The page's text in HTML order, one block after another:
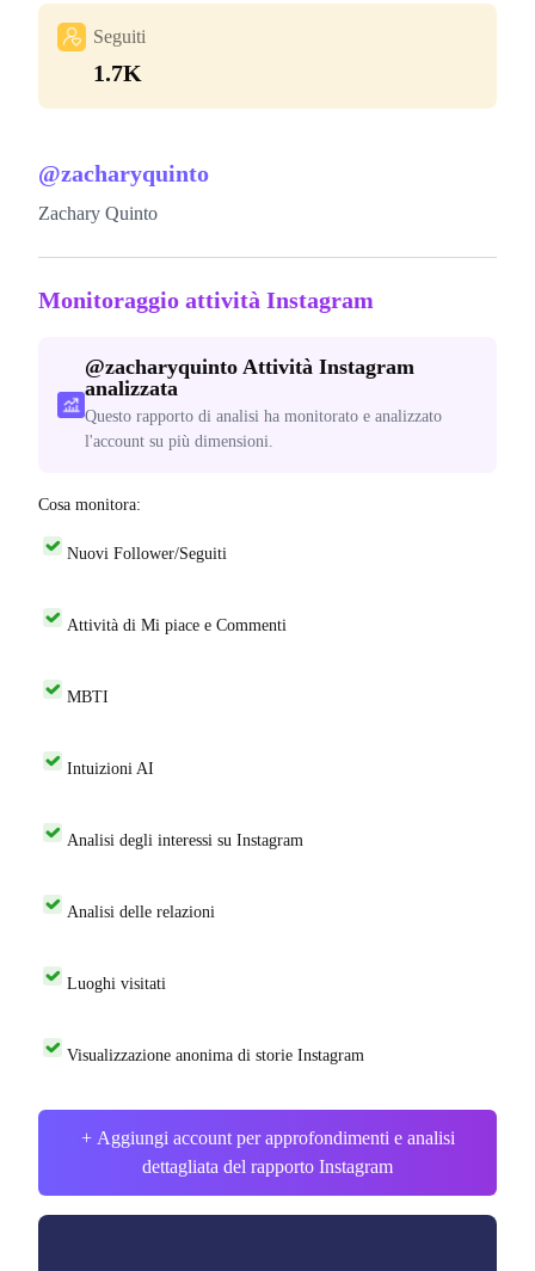
Seguiti
1.7K
@zacharyquinto
Zachary Quinto
Monitoraggio attività Instagram
@zacharyquinto Attività Instagram
analizzata
Questo rapporto di analisi ha monitorato e analizzato
l'account su più dimensioni.
Cosa monitora:
Nuovi Follower/Seguiti
Attività di Mi piace e Commenti
MBTI
Intuizioni AI
Analisi degli interessi su Instagram
Analisi delle relazioni
Luoghi visitati
Visualizzazione anonima di storie Instagram
+ Aggiungi account per approfondimenti e analisi
dettagliata del rapporto Instagram